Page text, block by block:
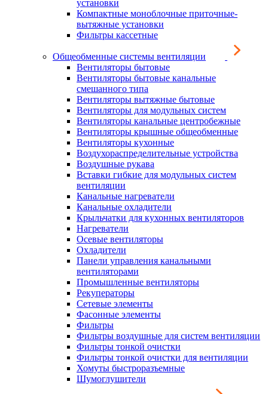
установки
Компактные моноблочные приточные-
вытяжные установки
Фильтры кассетные
Общеобменные системы вентиляции
Вентиляторы бытовые
Вентиляторы бытовые канальные
смешанного типа
Вентиляторы вытяжные бытовые
Вентиляторы для модульных систем
Вентиляторы канальные центробежные
Вентиляторы крышные общеобменные
Вентиляторы кухонные
Воздухораспределительные устройства
Воздушные рукава
Вставки гибкие для модульных систем
вентиляции
Канальные нагреватели
Канальные охладители
Крыльчатки для кухонных вентиляторов
Нагреватели
Осевые вентиляторы
Охладители
Панели управления канальными
вентиляторами
Промышленные вентиляторы
Рекуператоры
Сетевые элементы
Фасонные элементы
Фильтры
Фильтры воздушные для систем вентиляции
Фильтры тонкой очистки
Фильтры тонкой очистки для вентиляции
Хомуты быстроразъемные
Шумоглушители